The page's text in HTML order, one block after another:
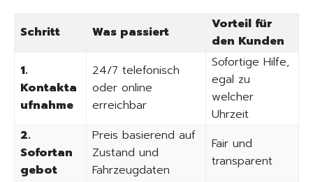
Schritt Was passiert
Vorteil für
den Kunden
1.
Kontakta
ufnahme
24/7 telefonisch
oder online
erreichbar
Sofortige Hilfe,
egal zu
welcher
Uhrzeit
2.
Sofortan
gebot
Preis basierend auf
Zustand und
Fahrzeugdaten
Fair und
transparent